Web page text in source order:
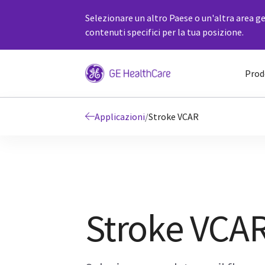
Selezionare un altro Paese o un'altra area
contenuti specifici per la tua posizione.
Applicazioni/Stroke VCAR
Stroke